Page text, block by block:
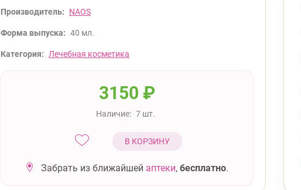
Производитель: NAOS
Форма выпуска: 40 мл.
Категория: Лечебная косметика
3150 ₽
Наличие: 7 шт.
В КОРЗИНУ
Забрать из ближайшей аптеки, бесплатно.